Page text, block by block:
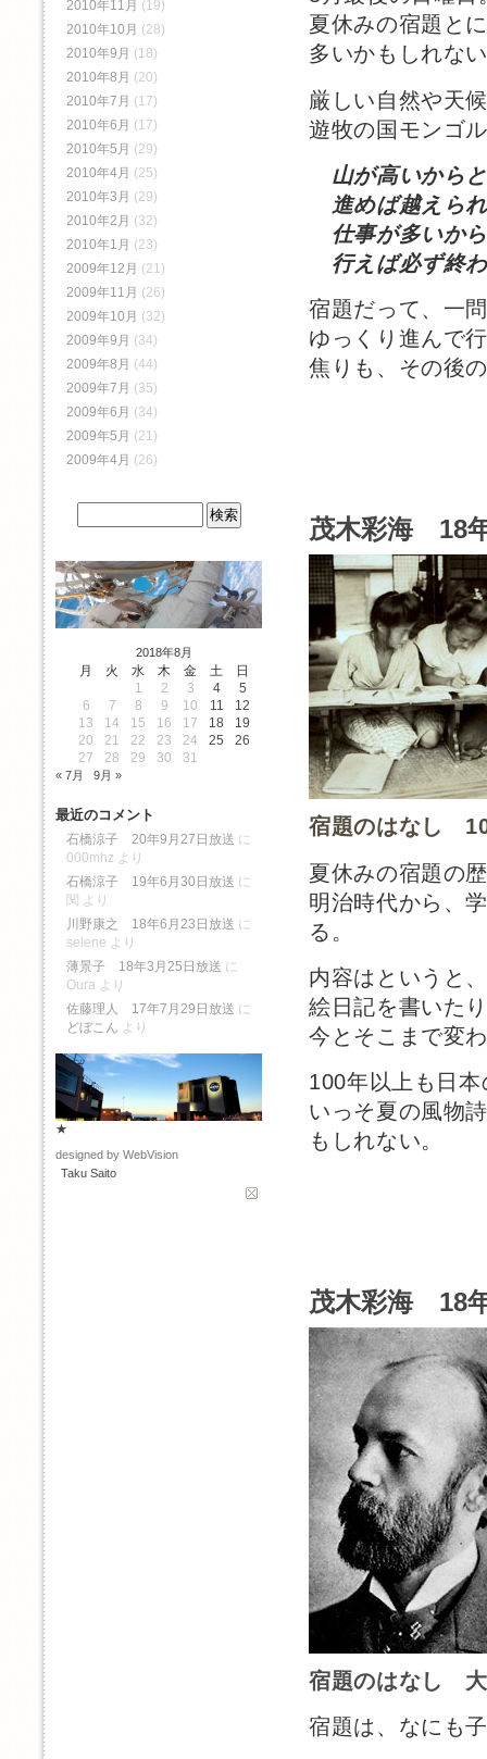
夏休みの宿題と
多いかもしれな
厳しい自然や天
遊牧の国モンゴ
山が高いから
進めば越えら
仕事が多いか
行えば必ず終
宿題だって、一
ゆっくり進んで
焦りも、その後
茂木彩海 18
宿題のはなし
夏休みの宿題の
明治時代から、
る。
内容はというと
絵日記を書いた
今とそこまで変
100年以上も日
いっそ夏の風物
もしれない。
茂木彩海 18
宿題のはなし
宿題は、なにも
2010年11月 (19)
2010年10月 (28)
2010年9月 (18)
2010年8月 (20)
2010年7月 (17)
2010年6月 (17)
2010年5月 (29)
2010年4月 (25)
2010年3月 (29)
2010年2月 (32)
2010年1月 (23)
2009年12月 (21)
2009年11月 (26)
2009年10月 (32)
2009年9月 (34)
2009年8月 (44)
2009年7月 (35)
2009年6月 (34)
2009年5月 (21)
2009年4月 (26)
2018年8月
月 火 水 木 金 土
日
1
2 3 4
5
6
7 8 9 10 11
12
13
14 15 16 17 18
19
20
21 22 23 24 25
26
27
28 29 30 31
« 7月 9月 »
最近のコメント
石橋涼子 20年9月27日放送 に
000mhz より
石橋涼子 19年6月30日放送 に
関 より
川野康之 18年6月23日放送 に
selene より
薄景子 18年3月25日放送 に
Oura より
佐藤理人 17年7月29日放送 に
どぼこん より
★
designed by WebVision
Taku Saito